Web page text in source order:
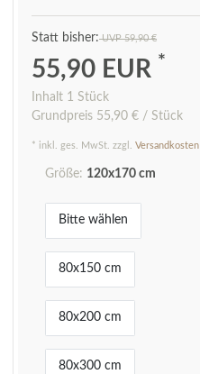
UVP 59,90 €
55,90 EUR *
Inhalt 1 Stück
Grundpreis 55,90 € / Stück
* inkl. ges. MwSt. zzgl. Versandkosten
Größe: 120x170 cm
Bitte wählen
80x150 cm
80x200 cm
80x300 cm